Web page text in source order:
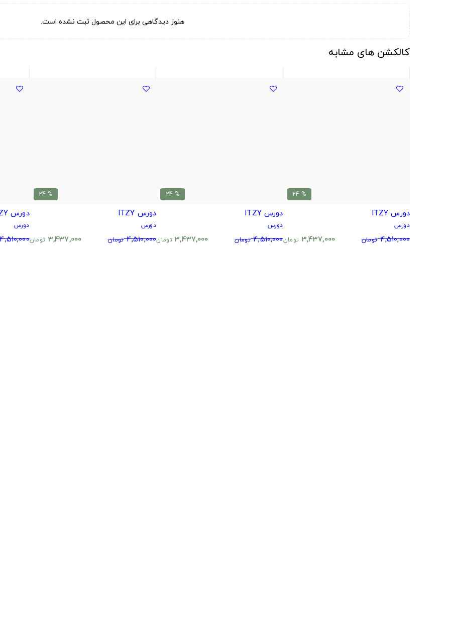
هنوز دیدگاهی برای این محصول ثبت نشده است.
کالکشن های مشابه
% 24
دورس ITZY
دورس
4,510,000 تومان 3,437,000 تومان
% 24
دورس ITZY
دورس
4,510,000 تومان 3,437,000 تومان
% 24
دورس ITZY
دورس
4,510,000 تومان 3,437,000 تومان
دورس ITZY
دورس
4,510,000